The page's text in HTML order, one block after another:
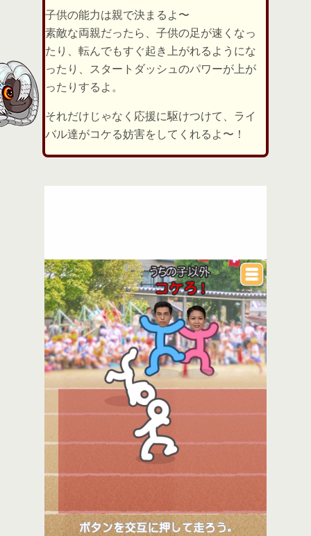
子供の能力は親で決まるよ〜
素敵な両親だったら、子供の足が速くなっ
たり、転んでもすぐ起き上がれるようにな
ったり、スタートダッシュのパワーが上が
ったりするよ。
それだけじゃなく応援に駆けつけて、ライ
バル達がコケる妨害をしてくれるよ〜！